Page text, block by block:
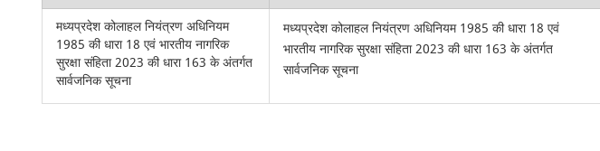
मध्यप्रदेश कोलाहल नियंत्रण अधिनियम
1985 की धारा 18 एवं भारतीय नागरिक
सुरक्षा संहिता 2023 की धारा 163 के अंतर्गत
सार्वजनिक सूचना
मध्यप्रदेश कोलाहल नियंत्रण अधिनियम 1985 की धारा 18 एवं
भारतीय नागरिक सुरक्षा संहिता 2023 की धारा 163 के अंतर्गत
सार्वजनिक सूचना